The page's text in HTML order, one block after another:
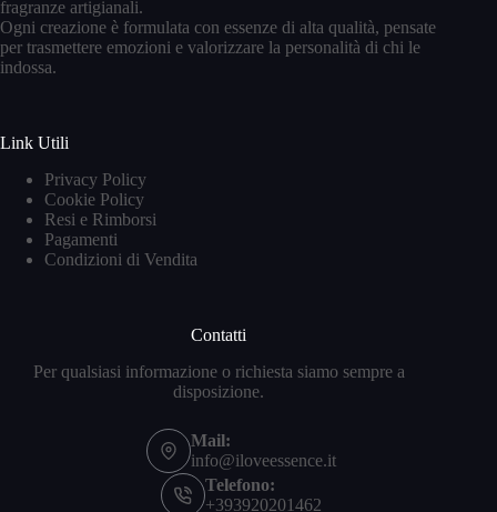
fragranze artigianali.
Ogni creazione è formulata con essenze di alta qualità, pensate
per trasmettere emozioni e valorizzare la personalità di chi le
indossa.
Link Utili
Privacy Policy
Cookie Policy
Resi e Rimborsi
Pagamenti
Condizioni di Vendita
Contatti
Per qualsiasi informazione o richiesta siamo sempre a
disposizione.
Mail:
info@iloveessence.it
Telefono:
+393920201462